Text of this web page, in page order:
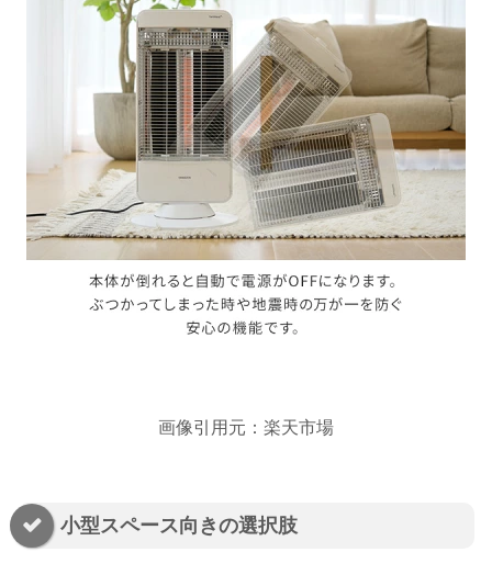
画像引用元：楽天市場
小型スペース向きの選択肢